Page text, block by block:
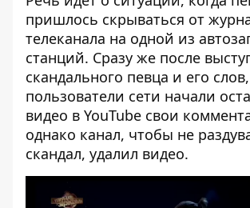
пришлось скрываться от
телеканала на одной из
станций. Сразу же после
скандального певца и его
пользователи сети начали
видео в YouTube свои
однако канал, чтобы не
скандал, удалил видео.